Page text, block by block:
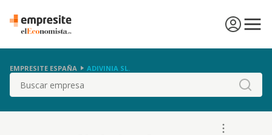
EMPRESITE ESPAÑA ADIVINIA SL.
Buscar